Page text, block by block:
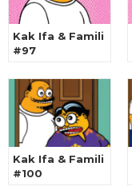
Kak Ifa & Famili
#97
Kak Ifa & Famili
#100